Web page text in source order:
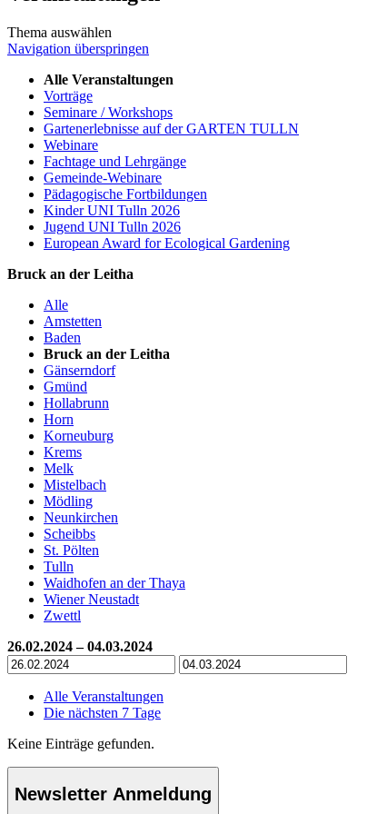
Thema auswählen
Navigation überspringen
Alle Veranstaltungen
Vorträge
Seminare / Workshops
Gartenerlebnisse auf der GARTEN TULLN
Webinare
Fachtage und Lehrgänge
Gemeinde-Webinare
Pädagogische Fortbildungen
Kinder UNI Tulln 2026
Jugend UNI Tulln 2026
European Award for Ecological Gardening
Bruck an der Leitha
Alle
Amstetten
Baden
Bruck an der Leitha
Gänserndorf
Gmünd
Hollabrunn
Horn
Korneuburg
Krems
Melk
Mistelbach
Mödling
Neunkirchen
Scheibbs
St. Pölten
Tulln
Waidhofen an der Thaya
Wiener Neustadt
Zwettl
26.02.2024 – 04.03.2024
Alle Veranstaltungen
Die nächsten 7 Tage
Keine Einträge gefunden.
Newsletter Anmeldung